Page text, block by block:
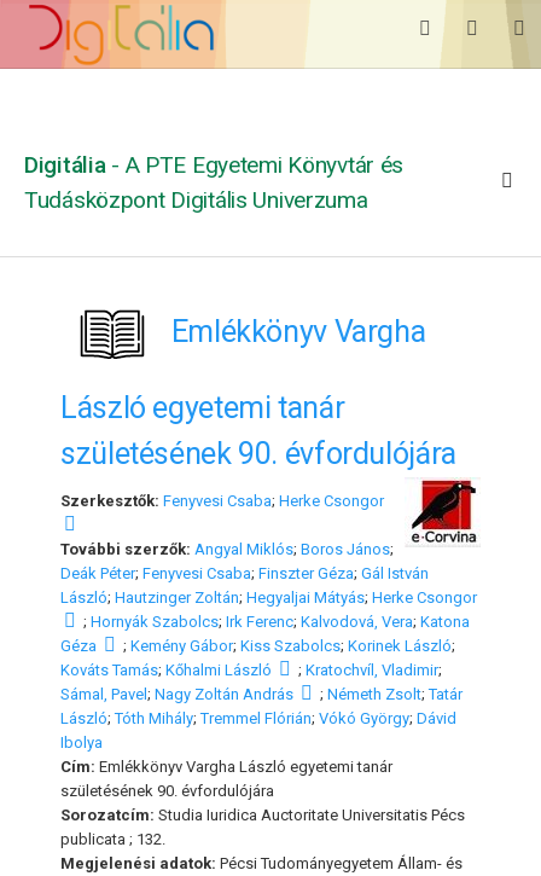
Digitália - A PTE Egyetemi Könyvtár és
Tudásközpont Digitális Univerzuma
Emlékkönyv Vargha
László egyetemi tanár
születésének 90. évfordulójára
Szerkesztők: Fenyvesi Csaba; Herke Csongor
További szerzők: Angyal Miklós; Boros János;
Deák Péter; Fenyvesi Csaba; Finszter Géza; Gál István
László; Hautzinger Zoltán; Hegyaljai Mátyás; Herke Csongor
; Hornyák Szabolcs; Irk Ferenc; Kalvodová, Vera; Katona
Géza
; Kemény Gábor; Kiss Szabolcs; Korinek László;
Kováts Tamás; Kőhalmi László ; Kratochvíl, Vladimir;
Sámal, Pavel; Nagy Zoltán András ; Németh Zsolt;Tatár
László;Tóth Mihály;Tremmel Flórián; Vókó György; Dávid
Ibolya
Cím: Emlékkönyv Vargha László egyetemi tanár
születésének 90. évfordulójára
Sorozatcím: Studia Iuridica Auctoritate Universitatis Pécs
publicata ; 132.
Megjelenési adatok: Pécsi Tudományegyetem Állam- és